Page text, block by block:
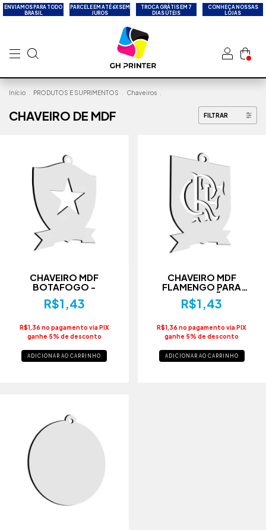
ENVIAMOS PARA TODO
BRASIL
PARCELE EM ATÉ 6X SEM
JUROS
TROCA GRÁTIS EM 7
DIAS ÚTEIS
CONHEÇA NOSSAS
LOJAS
Início PRODUTOS E SUPRIMENTOS Chaveiros
CHAVEIRO DE MDF FILTRAR
CHAVEIRO MDF
BOTAFOGO -
R$1,43
R$1,36 no pagamento via PIX
ganhe 5% de desconto
ADICIONAR AO CARRINHO
CHAVEIRO MDF
FLAMENGO PARA
SUBLIMAÇÃO -
R$1,43
R$1,36 no pagamento via PIX
ganhe 5% de desconto
ADICIONAR AO CARRINHO